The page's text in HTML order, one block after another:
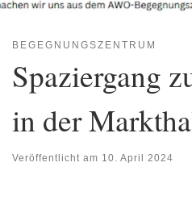
BEGEGNUNGSZENTRUM
Spaziergang
in der
Veröffentlicht am 10. April 2024